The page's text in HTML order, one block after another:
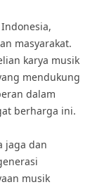
masyarakat.
karya musik
mendukung
dalam
berharga ini.
jaga dan
musik